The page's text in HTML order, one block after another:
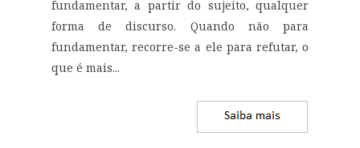
fundamentar, a partir do sujeito, qualquer
forma de discurso. Quando não para
fundamentar, recorre-se a ele para refutar, o
que é mais...